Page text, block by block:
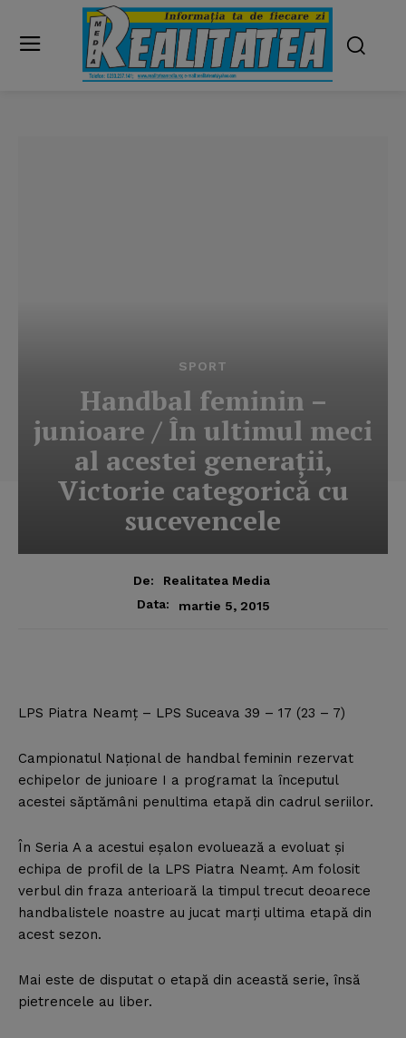
SPORT
Handbal feminin –
junioare / În ultimul meci
al acestei generaţii,
Victorie categorică cu
sucevencele
De:
Realitatea Media
Data:
martie 5, 2015
LPS Piatra Neamţ – LPS Suceava 39 – 17 (23 – 7)
Campionatul Naţional de handbal feminin rezervat
echipelor de junioare I a programat la începutul
acestei săptămâni penultima etapă din cadrul seriilor.
În Seria A a acestui eşalon evoluează a evoluat şi
echipa de profil de la LPS Piatra Neamţ. Am folosit
verbul din fraza anterioară la timpul trecut deoarece
handbalistele noastre au jucat marţi ultima etapă din
acest sezon.
Mai este de disputat o etapă din această serie, însă
pietrencele au liber.